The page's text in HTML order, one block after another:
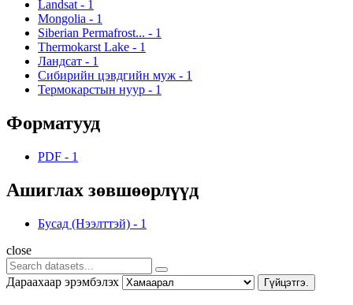
Landsat - 1
Mongolia - 1
Siberian Permafrost... - 1
Thermokarst Lake - 1
Ландсат - 1
Сибирийн цэвдгийн муж - 1
Термокарстын нуур - 1
Форматууд
PDF - 1
Ашиглах зөвшөөрлүүд
Бусад (Нээлттэй) - 1
close
Дараахаар эрэмбэлэх Гүйцэтгэ.